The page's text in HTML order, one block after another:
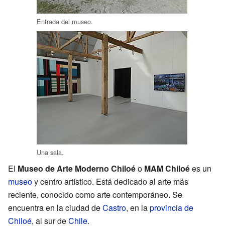
Entrada del museo.
Una sala.
El Museo de Arte Moderno Chiloéo MAM Chiloées un
museoy centro artístico. Está dedicado al arte más
reciente, conocido como arte contemporáneo. Se
encuentra en la ciudad deCastro, en laprovincia de
Chiloé, al sur deChile.